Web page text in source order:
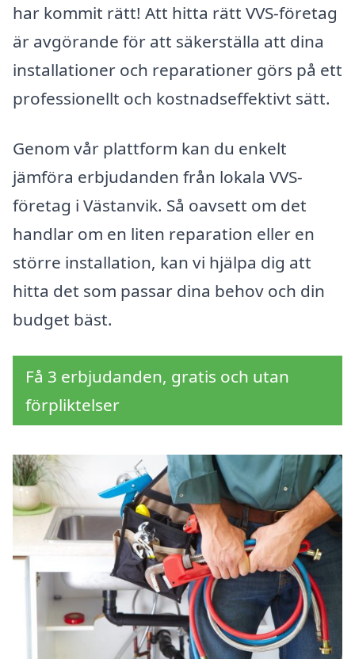
har kommit rätt! Att hitta rätt VVS-företag
är avgörande för att säkerställa att dina
installationer och reparationer görs på ett
professionellt och kostnadseffektivt sätt.
Genom vår plattform kan du enkelt
jämföra erbjudanden från lokala VVS-
företag i Västanvik. Så oavsett om det
handlar om en liten reparation eller en
större installation, kan vi hjälpa dig att
hitta det som passar dina behov och din
budget bäst.
Få 3 erbjudanden, gratis och utan
förpliktelser